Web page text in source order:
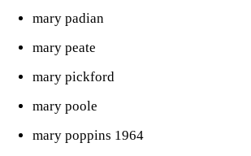
mary padian
mary peate
mary pickford
mary poole
mary poppins 1964